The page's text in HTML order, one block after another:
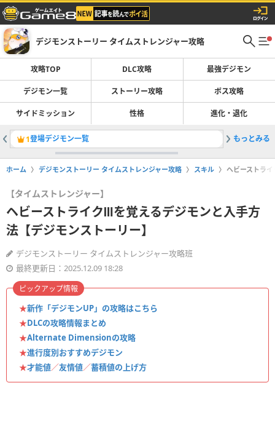
デジモンストーリー タイムストレンジャー攻略
攻略TOP DLC攻略 最強デジモン
デジモン一覧 ストーリー攻略 ボス攻略
サイドミッション 性格 進化・退化
1登場デジモン一覧 2最強デ
もっとみる
ホーム デジモンストーリー タイムストレンジャー攻略 スキル ヘビーストラ
【タイムストレンジャー】
ヘビーストライクⅢを覚えるデジモンと入手方
法【デジモンストーリー】
デジモンストーリー タイムストレンジャー攻略班
最終更新日：2025.12.09 18:28
★新作「デジモンUP」の攻略はこちら
★DLCの攻略情報まとめ
★Alternate Dimensionの攻略
★進行度別おすすめデジモン
★才能値／友情値／蓄積値の上げ方
ピックアップ情報